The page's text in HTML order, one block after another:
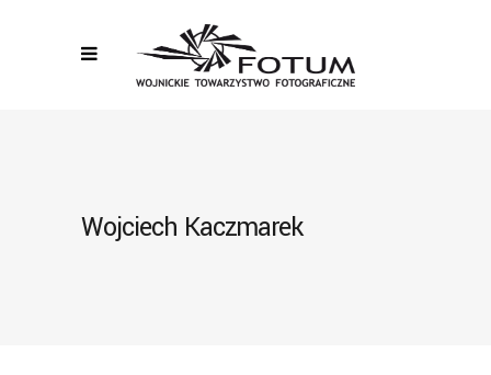
Wojciech Kaczmarek